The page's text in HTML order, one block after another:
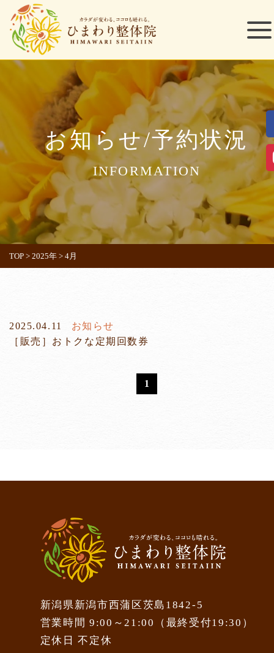
お知らせ/予約状況
INFORMATION
TOP > 2025年 > 4月
2025.04.11
お知らせ
［販売］おトクな定期回数券
1
新潟県新潟市西蒲区茨島1842-5
営業時間 9:00～21:00（最終受付19:30）
定休日 不定休